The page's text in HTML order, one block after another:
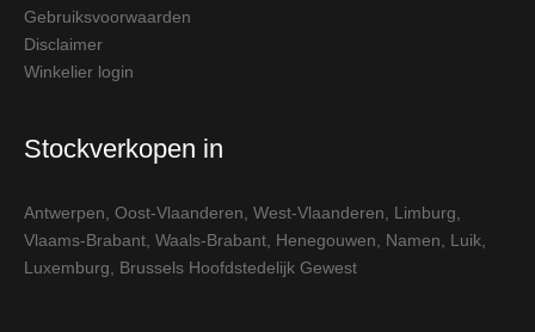
Gebruiksvoorwaarden
Disclaimer
Winkelier login
Stockverkopen in
Antwerpen Oost-Vlaanderen West-Vlaanderen Limburg
Vlaams-Brabant Waals-Brabant Henegouwen Namen Luik
Luxemburg
Brussels Hoofdstedelijk Gewest